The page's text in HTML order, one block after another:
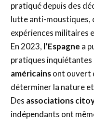
pratiqué depuis des
lutte anti-moustiques,
expériences militaires
En 2023, l’Espagne a
pratiques inquiétantes
américainsont ouvert
déterminer la nature
Des associations
indépendants ont